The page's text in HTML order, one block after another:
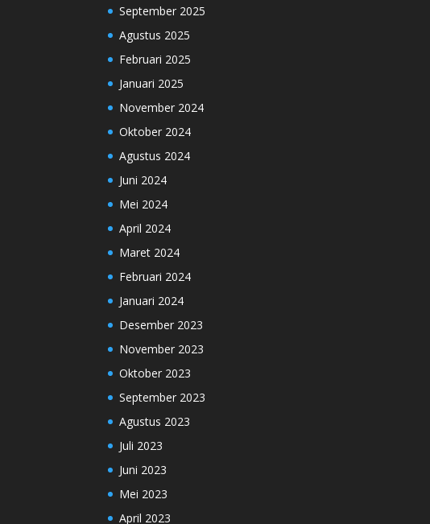
September 2025
Agustus 2025
Februari 2025
Januari 2025
November 2024
Oktober 2024
Agustus 2024
Juni 2024
Mei 2024
April 2024
Maret 2024
Februari 2024
Januari 2024
Desember 2023
November 2023
Oktober 2023
September 2023
Agustus 2023
Juli 2023
Juni 2023
Mei 2023
April 2023